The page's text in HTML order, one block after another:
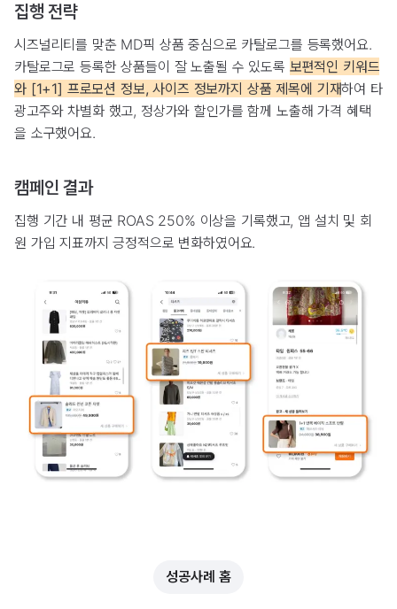
집행 전략
시즈널리티를 맞춘 MD픽 상품 중심으로 카탈로그를 등록했어요.
카탈로그로 등록한 상품들이 잘 노출될 수 있도록 보편적인 키워드
와 [1+1] 프로모션 정보, 사이즈 정보까지 상품 제목에 기재하여 타
광고주와 차별화 했고, 정상가와 할인가를 함께 노출해 가격 혜택
을 소구했어요.
캠페인 결과
집행 기간 내 평균 ROAS 250% 이상을 기록했고, 앱 설치 및 회
원 가입 지표까지 긍정적으로 변화하였어요.
성공사례 홈